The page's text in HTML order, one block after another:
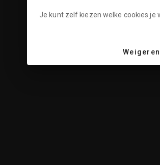
Je kunt zelf kiezen welke cookies je
Weigeren